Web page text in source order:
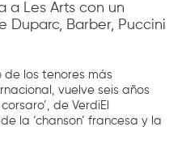
a Les Arts con un
Duparc, Barber, Puccini
de los tenores más
vuelve seis años
de VerdiEl
la ‘chanson’ francesa y la